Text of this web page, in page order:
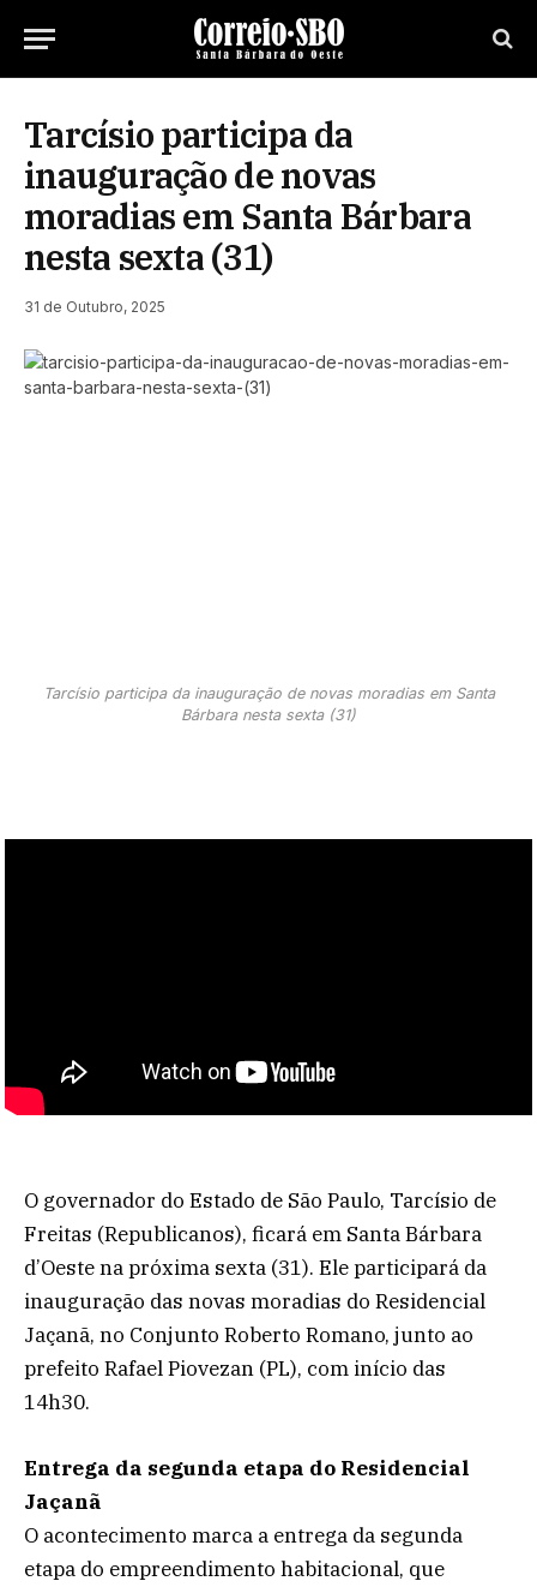
Tarcísio participa da
inauguração de novas
moradias em Santa Bárbara
nesta sexta (31)
31 de Outubro, 2025
Tarcísio participa da inauguração de novas moradias em Santa
Bárbara nesta sexta (31)
O governador do Estado de São Paulo, Tarcísio de
Freitas (Republicanos), ficará em Santa Bárbara
d’Oeste na próxima sexta (31). Ele participará da
inauguração das novas moradias do Residencial
Jaçanã, no Conjunto Roberto Romano, junto ao
prefeito Rafael Piovezan (PL), com início das
14h30.
Entrega da segunda etapa do Residencial
Jaçanã
O acontecimento marca a entrega da segunda
etapa do empreendimento habitacional, que